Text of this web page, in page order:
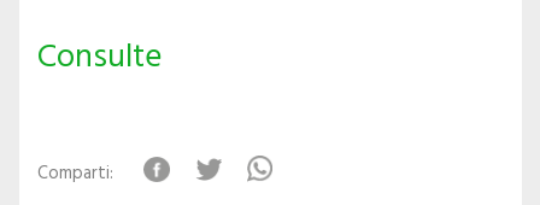
Consulte
Comparti: